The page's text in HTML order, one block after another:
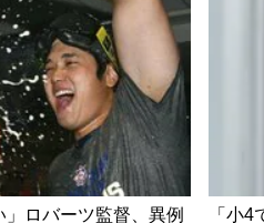
」ロバーツ監督、異例
「小